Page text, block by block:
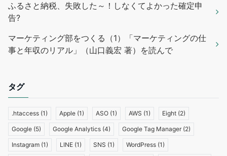
ふるさと納税、失敗した～！しなくてよかった確定申
告?
マーケティング部をつくる（1）「マーケティングの仕
事と年収のリアル」（山口義宏 著）を読んで
タグ
.htaccess (1) Apple (1) ASO (1) AWS (1) Eight (2)
Google (5) Google Analytics (4) Google Tag Manager(2)
Instagram (1) LINE (1) SNS (1) WordPress (1)